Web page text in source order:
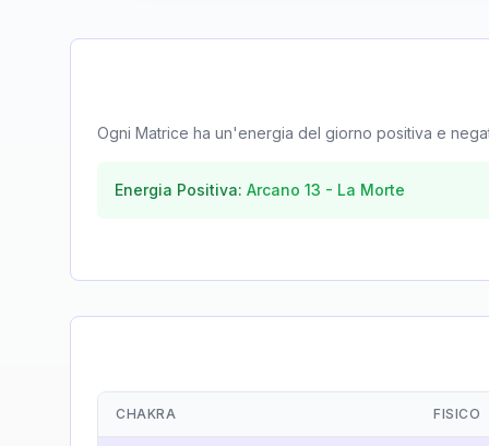
Ogni Matrice ha un'energia del giorno positiva e
Energia Positiva: Arcano 13 - La Morte
CHAKRA FISICO